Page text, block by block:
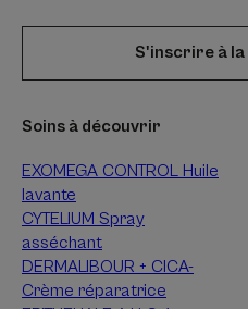
S'inscrire à
Soins à découvrir
EXOMEGA CONTROL Huile
lavante
CYTELIUM Spray
asséchant
DERMALIBOUR + CICA-
Crème réparatrice